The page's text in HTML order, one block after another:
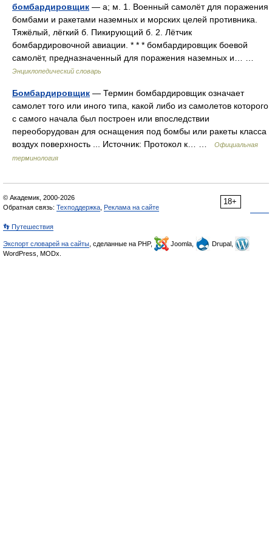
бомбардировщик — а; м. 1. Военный самолёт для поражения
бомбами и ракетами наземных и морских целей противника.
Тяжёлый, лёгкий б. Пикирующий б. 2. Лётчик
бомбардировочной авиации. * * * бомбардировщик боевой
самолёт, предназначенный для поражения наземных и… …
Энциклопедический словарь
Бомбардировщик — Термин бомбардировщик означает
самолет того или иного типа, какой либо из самолетов которого
с самого начала был построен или впоследствии
переоборудован для оснащения под бомбы или ракеты класса
воздух поверхность ... Источник: Протокол к… …
Официальная
терминология
18+
© Академик, 2000-2026
Обратная связь: Техподдержка Реклама на сайте
👣 Путешествия
Экспорт словарей на сайты , сделанные на PHP, Joomla,
Drupal,
WordPress, MODx.